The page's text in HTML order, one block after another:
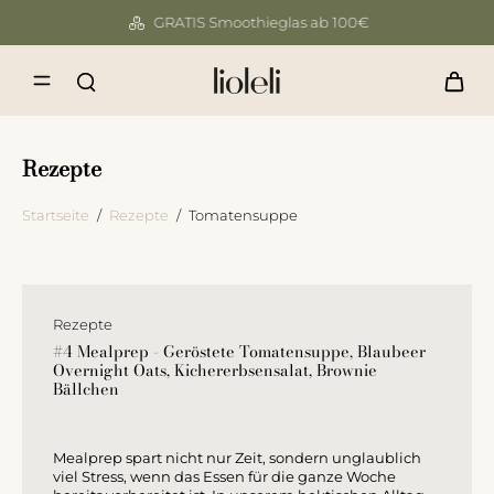
GRATIS Smoothieglas ab 100€
Rezepte
Startseite / Rezepte / Tomatensuppe
Rezepte
#4 Mealprep - Geröstete Tomatensuppe, Blaubeer
Overnight Oats, Kichererbsensalat, Brownie
Bällchen
Mealprep spart nicht nur Zeit, sondern unglaublich
viel Stress, wenn das Essen für die ganze Woche